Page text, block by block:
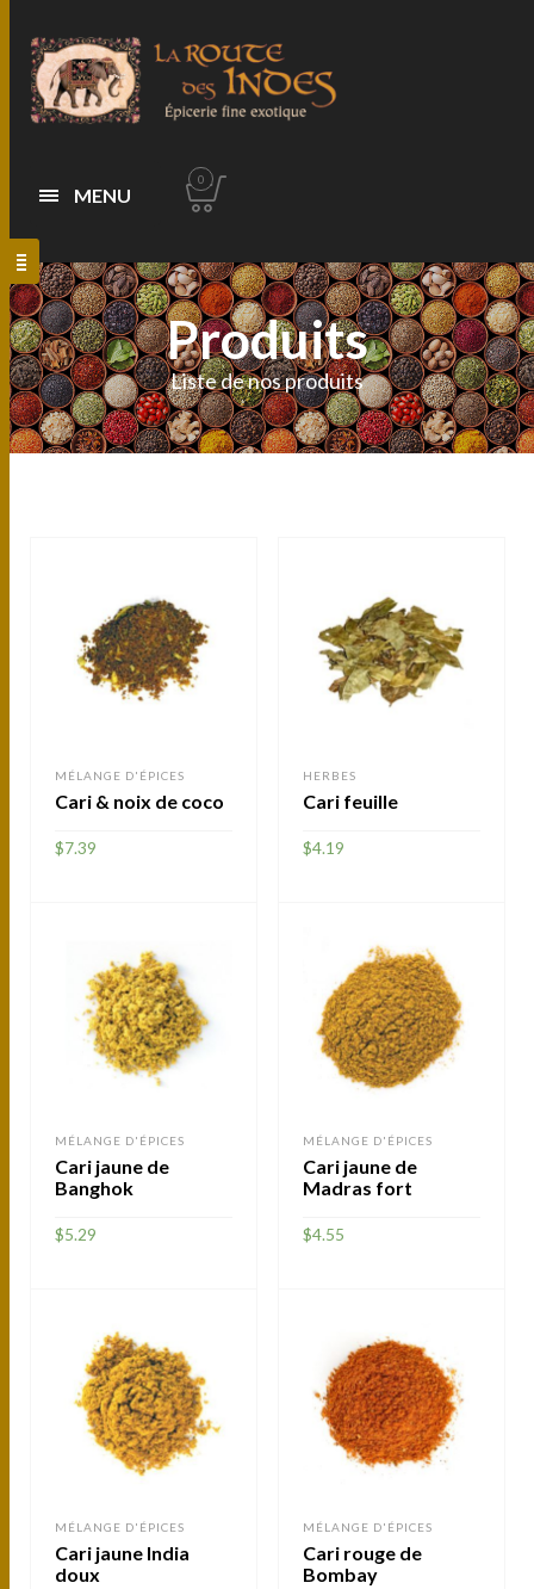
MENU
0
Produits
Liste de nos produits
MÉLANGE D'ÉPICES
Cari & noix de coco
$7.39
HERBES
Cari feuille
$4.19
MÉLANGE D'ÉPICES
Cari jaune de
Banghok
$5.29
MÉLANGE D'ÉPICES
Cari jaune de
Madras fort
$4.55
MÉLANGE D'ÉPICES
Cari jaune India
doux
MÉLANGE D'ÉPICES
Cari rouge de
Bombay